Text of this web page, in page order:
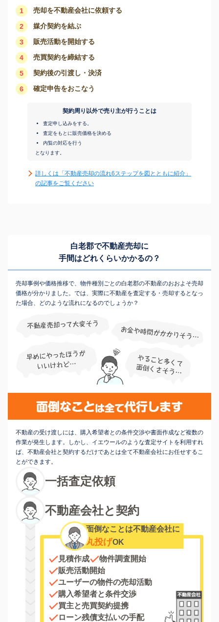
1 売却を不動産会社に依頼する
2 媒介契約を結ぶ
3 販売活動を開始する
4 売買契約を締結する
5 契約後の引渡し・決済
6 確定申告をおこなう
契約周り以外で売り主が行うことは
査定申し込みをする。
査定をもとに販売価格を決める
内覧の対応を行う
となります。
詳しくは「不動産売却の流れ6ステップを図とともに紹介」
の記事をご覧ください
白老郡で不動産売却に
手間はどれくらいかかるの？
売却事例や価格推移で、物件種別ごとの白老郡の不動産のおおよそ売却
価格が分かりました。では、実際に不動産を査定する・売却するとなっ
た場合、どのような流れになるのでしょうか？
不動産の受け渡しには、購入希望者との条件交渉や書面作成など複数の
作業が発生します。しかし、イエウールのような査定サイトを利用すれ
ば、不動産会社と契約するだけであとは全て不動産会社にお任せするこ
とができます。
一括査定依頼
不動産会社と契約
面倒なことは不動産会社に
丸投げOK
見積作成
物件調査開始
販売活動開始
ユーザーの物件の売却活動
購入希望者と条件交渉
買主と売買契約提携
ローン残債支払いの手配